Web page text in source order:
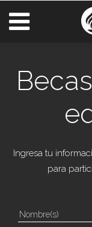
Ingresa tu
para